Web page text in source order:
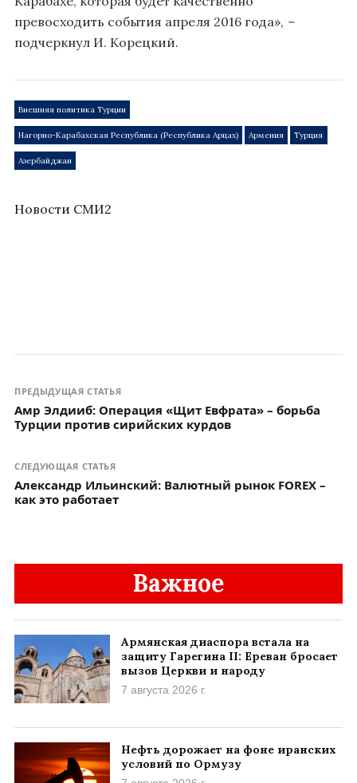
превосходить события апреля 2016 года», –
подчеркнул И. Корецкий.
Внешняя политика Турции
Нагорно-Карабахская Республика (Республика Арцах) Армения Турция
Азербайджан
Новости СМИ2
ПРЕДЫДУЩАЯ СТАТЬЯ
Амр Элдииб: Операция «Щит Евфрата» – борьба
Турции против сирийских курдов
СЛЕДУЮЩАЯ СТАТЬЯ
Александр Ильинский: Валютный рынок FOREX –
как это работает
Важное
Армянская диаспора встала на
защиту Гарегина II: Ереван бросает
вызов Церкви и народу
7 августа 2026 г.
Нефть дорожает на фоне иранских
условий по Ормузу